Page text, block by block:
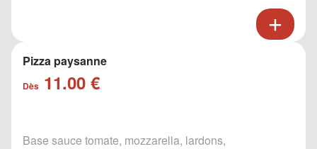
Pizza paysanne
Dès 11.00 €
Base sauce tomate, mozzarella, lardons,